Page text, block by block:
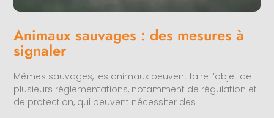
Animaux sauvages : des mesures à
signaler
Mêmes sauvages, les animaux peuvent faire l’objet de
plusieurs réglementations, notamment de régulation et
de protection, qui peuvent nécessiter des